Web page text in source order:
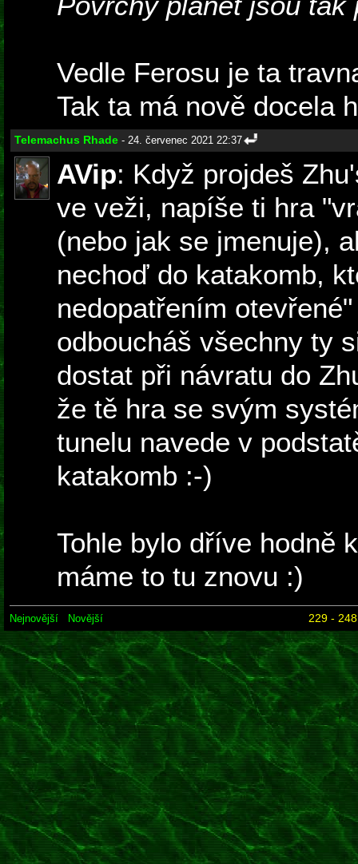
Vedle Ferosu je ta
Tak ta má nově docela
Telemachus Rhade - 24. červenec 2021 22:37
AVip: Když projdeš
ve veži, napíše ti hra
(nebo jak se jmenuje),
nechoď do katakomb,
nedopatřením
odboucháš všechny ty
dostat při návratu do
že tě hra se svým
tunelu navede v
katakomb :-)
Tohle bylo dříve hodně
máme to tu znovu :)
Nejnovější Novější 229 -